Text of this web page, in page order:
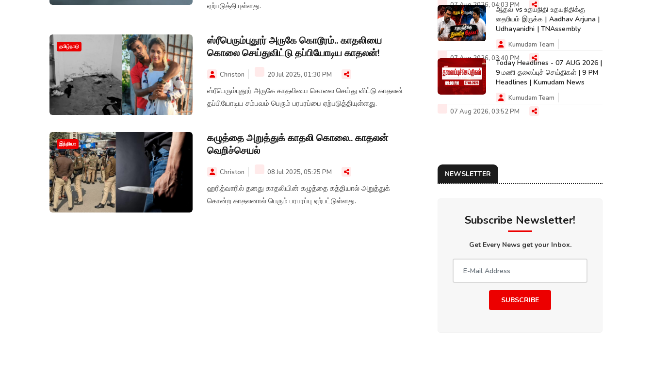
ஏற்படுத்தியுள்ளது.
தமிழ்நாடு
ஸ்ரீபெரும்புதூர் அருகே கொடூரம்.. காதலியை
கொலை செய்துவிட்டு தப்பியோடிய காதலன்!
Christon 20 Jul 2025, 01:30 PM
ஸ்ரீபெரும்புதூர் அருகே காதலியை கொலை செய்து விட்டு காதலன்
தப்பியோடிய சம்பவம் பெரும் பரபரப்பை ஏற்படுத்தியுள்ளது.
இந்தியா
கழுத்தை அறுத்துக் காதலி கொலை.. காதலன்
வெறிச்செயல்
Christon 08 Jul 2025, 05:25 PM
ஹரித்வாரில் தனது காதலியின் கழுத்தை கத்தியால் அறுத்துக்
கொன்ற காதலனால் பெரும் பரபரப்பு ஏற்பட்டுள்ளது.
07 Aug 2026, 04:03 PMஆதவ் vs உதயநிதி உதயநிதிக்கு
தைரியம் இருக்க | Aadhav Arjuna |
Udhayanidhi | TNAssembly
Kumudam Team
07 Aug 2026, 03:40 PMToday Headlines - 07 AUG 2026 |
9 மணி தலைப்புச் செய்திகள் | 9 PM
Headlines | Kumudam News
Kumudam Team
07 Aug 2026, 03:52 PM
NEWSLETTER
Subscribe Newsletter!
Get Every News get your Inbox.
SUBSCRIBE